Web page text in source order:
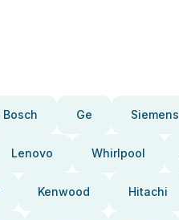
Bosch Ge Siemens
Lenovo Whirlpool
Kenwood Hitachi